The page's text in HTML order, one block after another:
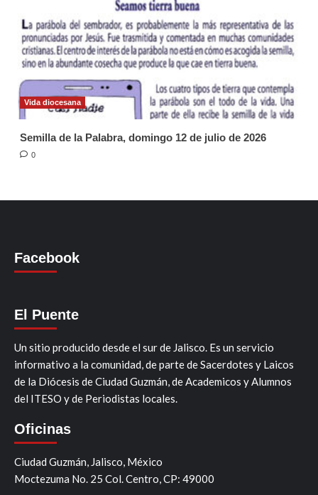
Vida diocesana
Semilla de la Palabra, domingo 12 de julio de 2026
0
Facebook
El Puente
Un sitio producido desde el sur de Jalisco. Es un servicio
informativo a la comunidad, de parte de Sacerdotes y Laicos
de la Diócesis de Ciudad Guzmán, de Academicos y Alumnos
del ITESO y de Periodistas locales.
Oficinas
Ciudad Guzmán, Jalisco, México
Moctezuma No. 25 Col. Centro, CP: 49000